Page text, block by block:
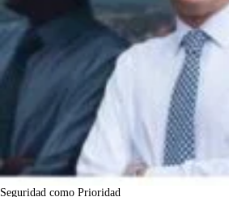
Seguridad como Prioridad